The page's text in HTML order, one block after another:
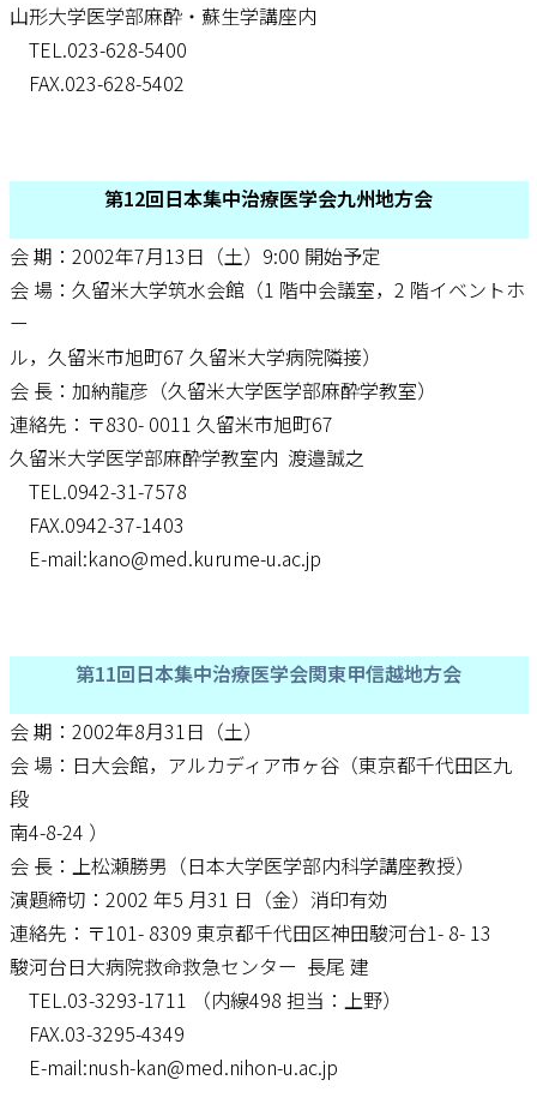
山形大学医学部麻酔・蘇生学講座内
TEL.023-628-5400
FAX.023-628-5402
第12回日本集中治療医学会九州地方会
会 期：2002年7月13日（土）9:00 開始予定
会 場：久留米大学筑水会館（1 階中会議室，2 階イベントホ
ー
ル，久留米市旭町67 久留米大学病院隣接）
会 長：加納龍彦（久留米大学医学部麻酔学教室）
連絡先：〒830- 0011 久留米市旭町67
久留米大学医学部麻酔学教室内 渡邉誠之
TEL.0942-31-7578
FAX.0942-37-1403
E-mail:kano@med.kurume-u.ac.jp
第11回日本集中治療医学会関東甲信越地方会
会 期：2002年8月31日（土）
会 場：日大会館，アルカディア市ヶ谷（東京都千代田区九
段
南4-8-24 ）
会 長：上松瀬勝男（日本大学医学部内科学講座教授）
演題締切：2002 年5 月31 日（金）消印有効
連絡先：〒101- 8309 東京都千代田区神田駿河台1- 8- 13
駿河台日大病院救命救急センター 長尾 建
TEL.03-3293-1711 （内線498 担当：上野）
FAX.03-3295-4349
E-mail:nush-kan@med.nihon-u.ac.jp